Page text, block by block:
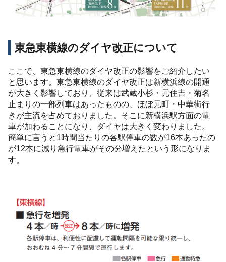
東急東横線のダイヤ改正について
ここで、東急東横線のダイヤ改正の影響をご紹介したい
と思います。東急東横線のダイヤ改正は新横浜線の開通
が大きく影響しており、従来は武蔵小杉・元住吉・菊名
止まりの一部列車はあったものの、ほぼ元町・中華街行
きが主流を占めておりました。そこに新横浜駅方面の電
車が加わることになり、ダイヤは大きく変わりました。
簡単に言うと1時間当たりの各駅停車の数が16本あったの
が12本に減り急行電車がその分増えたという形になりま
す。